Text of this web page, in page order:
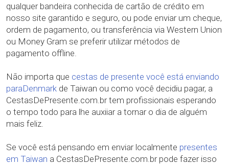
qualquer bandeira conhecida de cartão de crédito em
nosso site garantido e seguro, ou pode enviar um cheque,
ordem de pagamento, ou transferência via Western Union
ou Money Gram se preferir utilizar métodos de
pagamento offline.
Não importa que cestas de presente você está enviando
paraDenmark de Taiwan ou como você decidiu pagar, a
CestasDePresente.com.br tem profissionais esperando
o tempo todo para lhe auxiiar a tornar o dia de alguém
mais feliz.
Se você está pensando em enviar localmente presentes
em Taiwan a CestasDePresente.com.br pode fazer isso